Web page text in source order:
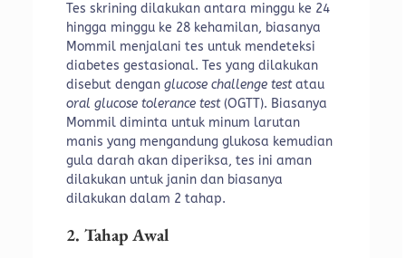
Tes skrining dilakukan antara minggu ke 24
hingga minggu ke 28 kehamilan, biasanya
Mommil menjalani tes untuk mendeteksi
diabetes gestasional. Tes yang dilakukan
disebut dengan glucose challenge testatau
oral glucose tolerance test(OGTT). Biasanya
Mommil diminta untuk minum larutan
manis yang mengandung glukosa kemudian
gula darah akan diperiksa, tes ini aman
dilakukan untuk janin dan biasanya
dilakukan dalam 2 tahap.
2. Tahap Awal